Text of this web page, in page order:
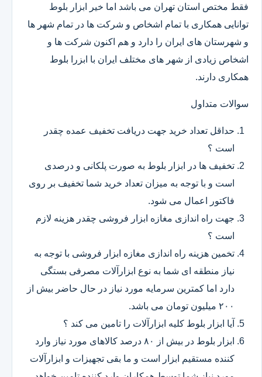
فقط مختص استان تهران می باشد اما خیر ابزار بلوط
توانایی همکاری با تمام اشخاص و شرکت ها در تمام شهر ها
و شهرستان های ایران را دارد و هم اکنون شرکت ها و
اشخاص زیادی از شهر های مختلف ایران با ابزرا بلوط
همکاری دارند.
سوالات متداول
حداقل تعداد خرید جهت دریافت تخفیف عمده چقدر
است ؟
تخفیف ها در ابزار بلوط به صورت پلکانی و درصدی
است و با توجه به میزان تعداد خرید شما تخفیف بر روی
فاکتور اعمال می شود.
جهت راه اندازی مغازه ابزار فروشی چقدر هزینه لازم
است ؟
تخمین هزینه راه اندازی مغازه ابزار فروشی با توجه به
نیاز منطقه ای شما به نوع ابزارآلات مصرفی بستگی
دارد اما کمترین سرمایه مورد نیاز در حال حاضر بیش از
۲۰۰ میلیون تومان می باشد.
آیا ابزار بلوط کلیه ابزارآلات را تامین می کند ؟
ابزار بلوط در بیش از ۸۰ درصد کالاهای مورد نیاز وارد
کننده مستقیم ابزار است و ما بقی تجهیزات و ابزارآلات